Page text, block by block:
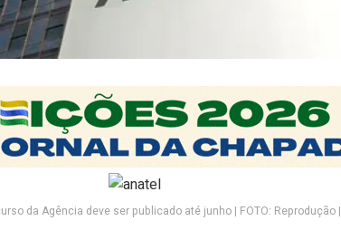
da Agência deve ser publicado até junho | FOTO: Reprodução |